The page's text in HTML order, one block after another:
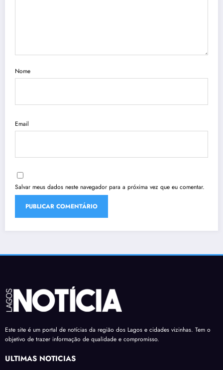
Nome
Email
Salvar meus dados neste navegador para a próxima vez que eu comentar.
Este site é um portal de notícias da região dos Lagos e cidades vizinhas. Tem o
objetivo de trazer informação de qualidade e compromisso.
ÚLTIMAS NOTÍCIAS